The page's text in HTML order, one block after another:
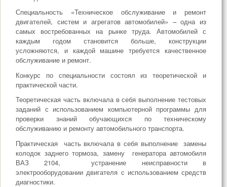
Специальность «Техническое обслуживание и ремонт
двигателей, систем и агрегатов автомобилей» – одна из
самых востребованных на рынке труда. Автомобилей с
каждым годом становится больше, конструкции
усложняются, и каждой машине требуется качественное
обслуживание и ремонт.
Конкурс по специальности состоял из теоретической и
практической части.
Теоретическая часть включала в себя выполнение тестовых
заданий с использованием компьютерной программы для
проверки знаний обучающихся по техническому
обслуживанию и ремонту автомобильного транспорта.
Практическая часть включала в себя выполнение замены
колодок заднего тормоза, замену генератора автомобиля
ВАЗ 2104, устранение неисправности в
электрооборудовании двигателя с использованием средств
диагностики.